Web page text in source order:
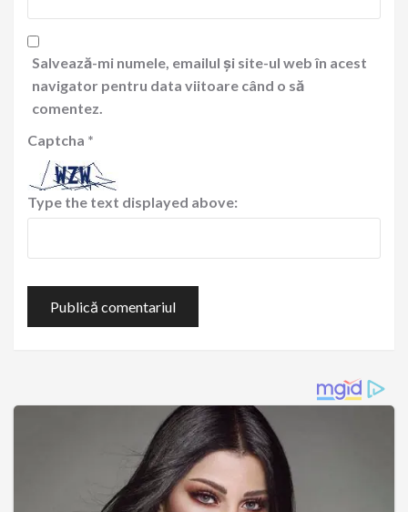
Salvează-mi numele, emailul și site-ul web în acest
navigator pentru data viitoare când o să
comentez.
Captcha *
Type the text displayed above: